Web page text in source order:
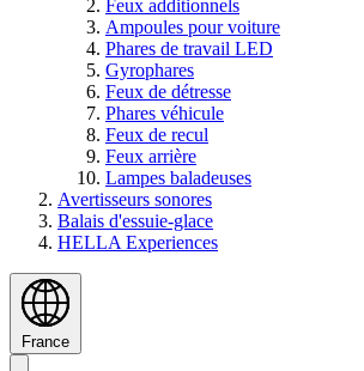
Feux additionnels
Ampoules pour voiture
Phares de travail LED
Gyrophares
Feux de détresse
Phares véhicule
Feux de recul
Feux arrière
Lampes baladeuses
Avertisseurs sonores
Balais d'essuie-glace
HELLA Experiences
France